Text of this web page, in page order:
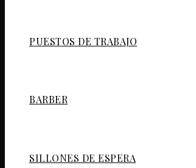
PUESTOS DE TRABAJO
BARBER
SILLONES DE ESPERA